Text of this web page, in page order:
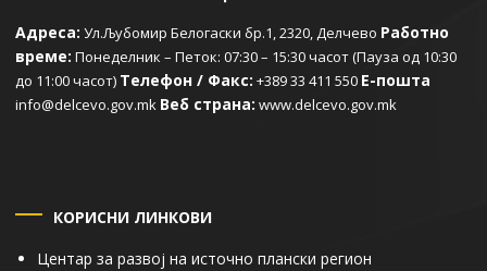
Адреса: Ул.Љубомир Белогаски бр.1, 2320, Делчево Работно
време: Понеделник – Петок: 07:30 – 15:30 часот (Пауза од 10:30
до 11:00 часот) Телефон / Факс: +389 33 411 550 Е-пошта
info@delcevo.gov.mk Веб страна: www.delcevo.gov.mk
КОРИСНИ ЛИНКОВИ
Центар за развој на источно плански регион